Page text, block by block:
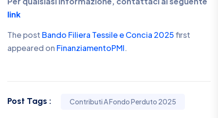
link
The post Bando Filiera Tessile e Concia 2025first
appeared on FinanziamentoPMI.
Post Tags : Contributi A Fondo Perduto 2025